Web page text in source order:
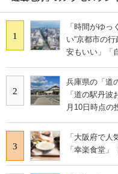
1
「時間がゆ
い“京都市の
安もいい」「
2
兵庫県の「道
「道の駅丹
月10日時点の
3
「大阪府で
「幸楽食堂」